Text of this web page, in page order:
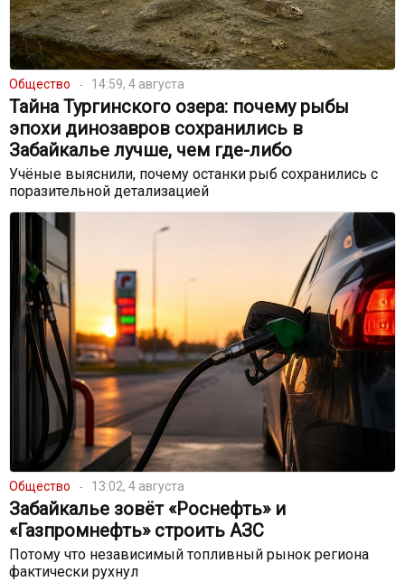
Общество 14:59, 4 августа
Тайна Тургинского озера: почему рыбы
эпохи динозавров сохранились в
Забайкалье лучше, чем где-либо
Учёные выяснили, почему останки рыб сохранились с
поразительной детализацией
Общество 13:02, 4 августа
Забайкалье зовёт «Роснефть» и
«Газпромнефть» строить АЗС
Потому что независимый топливный рынок региона
фактически рухнул